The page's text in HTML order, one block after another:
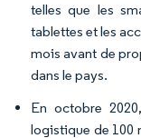
telles que les
tablettes et les
mois avant de
dans le pays.
En octobre
logistique de 100